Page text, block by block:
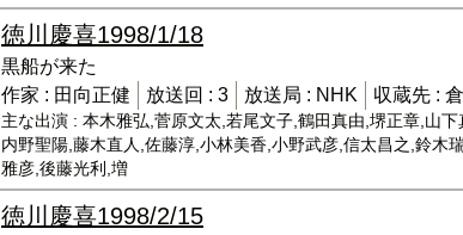
徳川慶喜1998/1/18
黒船が来た
作家 : 田向正健 放送回 : 3 放送局 : NHK 収蔵先 :
主な出演 : 本木雅弘,菅原文太,若尾文子,鶴田真由,堺正章,山下
内野聖陽,藤木直人,佐藤淳,小林美香,小野武彦,信太昌之,鈴木
雅彦,後藤光利,増
徳川慶喜1998/2/15